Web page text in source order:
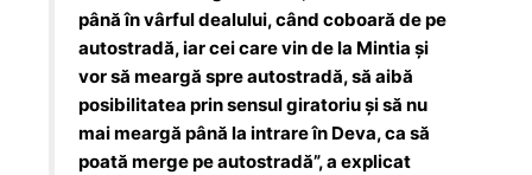
până în vârful dealului, când coboară de pe
autostradă, iar cei care vin de la Mintia și
vor să meargă spre autostradă, să aibă
posibilitatea prin sensul giratoriu și să nu
mai meargă până la intrare în Deva, ca să
poată merge pe autostradă”, a explicat